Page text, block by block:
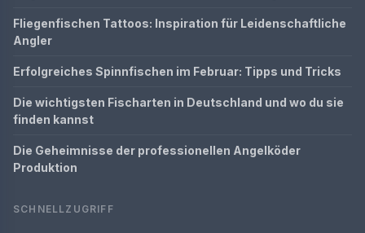
Fliegenfischen Tattoos: Inspiration für Leidenschaftliche
Angler
Erfolgreiches Spinnfischen im Februar: Tipps und Tricks
Die wichtigsten Fischarten in Deutschland und wo du sie
finden kannst
Die Geheimnisse der professionellen Angelköder
Produktion
SCHNELLZUGRIFF